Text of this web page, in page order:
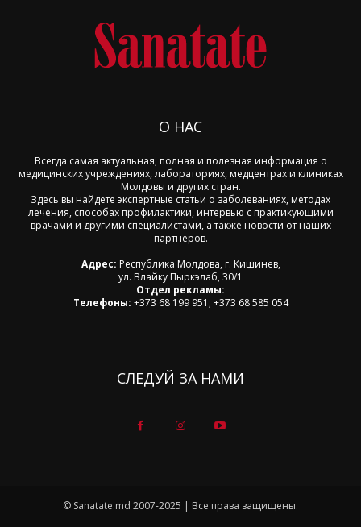
О НАС
Всегда самая актуальная, полная и полезная информация о
медицинских учреждениях, лабораториях, медцентрах и клиниках
Молдовы и других стран.
Здесь вы найдете экспертные статьи о заболеваниях, методах
лечения, способах профилактики, интервью с практикующими
врачами и другими специалистами, а также новости от наших
партнеров.
Адрес: Республика Молдова, г. Кишинев,
ул. Влайку Пыркэлаб, 30/1
Отдел рекламы:
Телефоны: +373 68 199 951; +373 68 585 054
СЛЕДУЙ ЗА НАМИ
© Sanatate.md 2007-2025 | Все права защищены.